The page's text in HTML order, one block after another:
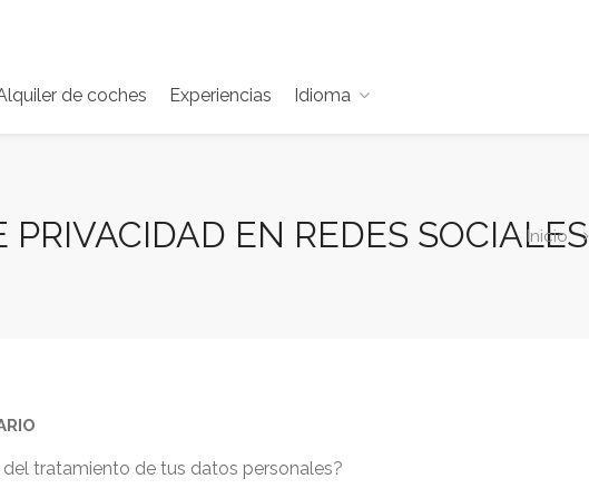
de coches Experiencias Idioma
PRIVACIDAD EN REDES SOCIALES
Inicio
del tratamiento de tus datos personales?